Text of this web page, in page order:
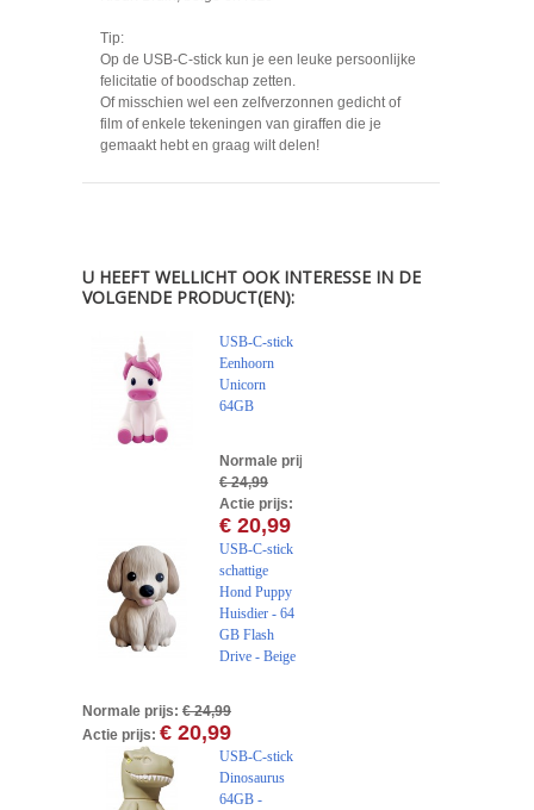
Tip:
Op de USB-C-stick kun je een leuke persoonlijke
felicitatie of boodschap zetten.
Of misschien wel een zelfverzonnen gedicht of
film of enkele tekeningen van giraffen die je
gemaakt hebt en graag wilt delen!
U HEEFT WELLICHT OOK INTERESSE IN DE
VOLGENDE PRODUCT(EN):
USB-C-stick
Eenhoorn
Unicorn
64GB
Normale prijs:
€ 24,99
Actie prijs:
€ 20,99
USB-C-stick
schattige
Hond Puppy
Huisdier - 64
GB Flash
Drive - Beige
Normale prijs: € 24,99
Actie prijs: € 20,99
USB-C-stick
Dinosaurus
64GB -